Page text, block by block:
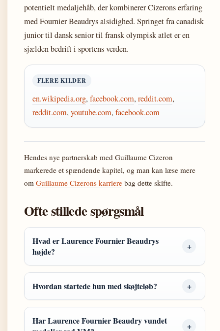
potentielt medaljehåb, der kombinerer Cizerons erfaring
med Fournier Beaudrys alsidighed. Springet fra canadisk
junior til dansk senior til fransk olympisk atlet er en
sjælden bedrift i sportens verden.
FLERE KILDER
en.wikipedia.org, facebook.com, reddit.com,
reddit.com, youtube.com, facebook.com
Hendes nye partnerskab med Guillaume Cizeron
markerede et spændende kapitel, og man kan læse mere
om Guillaume Cizerons karriere bag dette skifte.
Ofte stillede spørgsmål
Hvad er Laurence Fournier Beaudrys
højde?
Hvordan startede hun med skøjteløb?
Har Laurence Fournier Beaudry vundet